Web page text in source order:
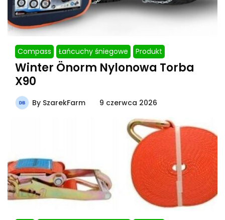
Compass Łańcuchy śniegowe Produkt
Winter Önorm Nylonowa Torba
X90
By SzarekFarm 9 czerwca 2026